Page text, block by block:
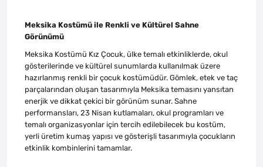
Meksika Kostümü ile Renkli ve Kültürel Sahne
Görünümü
Meksika Kostümü Kız Çocuk, ülke temalı etkinliklerde, okul
gösterilerinde ve kültürel sunumlarda kullanılmak üzere
hazırlanmış renkli bir çocuk kostümüdür. Gömlek, etek ve taç
parçalarından oluşan tasarımıyla Meksika temasını yansıtan
enerjik ve dikkat çekici bir görünüm sunar. Sahne
performansları, 23 Nisan kutlamaları, okul programları ve
temalı organizasyonlar için tercih edilebilecek bu kostüm,
yerli üretim kumaş yapısı ve gösterişli tasarımıyla çocukların
etkinlik kombinlerini tamamlar.